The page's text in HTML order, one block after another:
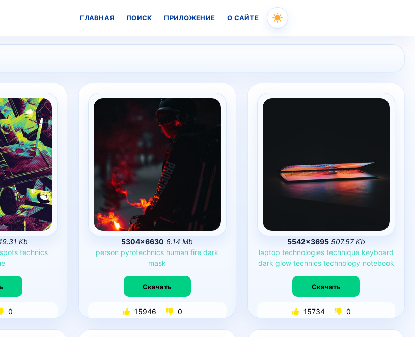
to
ГЛАВНАЯ ПОИСК ПРИЛОЖЕНИЕ О САЙТЕ
Kb
spots technics
0
5304×6630 6.14 Mb
person pyrotechnics human fire dark
mask
Скачать
15946 0
5542×3695 507.57 Kb
laptop technologies technique keyboard
dark glow technics technology notebook
Скачать
15734 0